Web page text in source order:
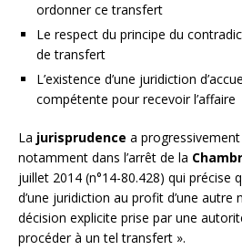
ordonner ce transfert
Le respect du principe du
de transfert
L’existence d’une juridiction
compétente pour recevoir l’affaire
La jurisprudence a
notamment dans l’arrêt de la
juillet 2014 (n°14-80.428) qui précise
d’une juridiction au profit d’une autre
décision explicite prise par une
procéder à un tel transfert ».